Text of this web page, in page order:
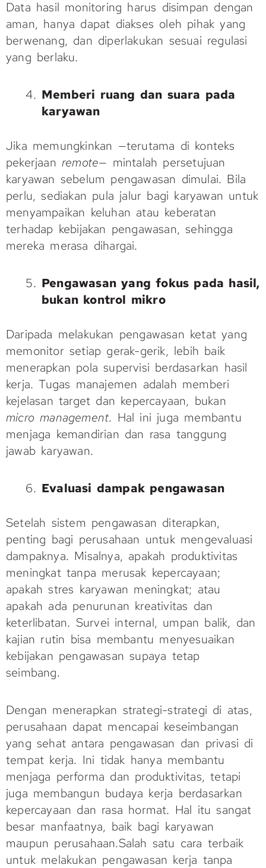
Data hasil monitoring harus disimpan dengan
aman, hanya dapat diakses oleh pihak yang
berwenang, dan diperlakukan sesuai regulasi
yang berlaku.
Memberi ruang dan suara pada
karyawan
Jika memungkinkan —terutama di konteks
pekerjaan remote— mintalah persetujuan
karyawan sebelum pengawasan dimulai. Bila
perlu, sediakan pula jalur bagi karyawan untuk
menyampaikan keluhan atau keberatan
terhadap kebijakan pengawasan, sehingga
mereka merasa dihargai.
Pengawasan yang fokus pada hasil,
bukan kontrol mikro
Daripada melakukan pengawasan ketat yang
memonitor setiap gerak-gerik, lebih baik
menerapkan pola supervisi berdasarkan hasil
kerja. Tugas manajemen adalah memberi
kejelasan target dan kepercayaan, bukan
micro management. Hal ini juga membantu
menjaga kemandirian dan rasa tanggung
jawab karyawan.
Evaluasi dampak pengawasan
Setelah sistem pengawasan diterapkan,
penting bagi perusahaan untuk mengevaluasi
dampaknya. Misalnya, apakah produktivitas
meningkat tanpa merusak kepercayaan;
apakah stres karyawan meningkat; atau
apakah ada penurunan kreativitas dan
keterlibatan. Survei internal, umpan balik, dan
kajian rutin bisa membantu menyesuaikan
kebijakan pengawasan supaya tetap
seimbang.
Dengan menerapkan strategi-strategi di atas,
perusahaan dapat mencapai keseimbangan
yang sehat antara pengawasan dan privasi di
tempat kerja. Ini tidak hanya membantu
menjaga performa dan produktivitas, tetapi
juga membangun budaya kerja berdasarkan
kepercayaan dan rasa hormat. Hal itu sangat
besar manfaatnya, baik bagi karyawan
maupun perusahaan.Salah satu cara terbaik
untuk melakukan pengawasan kerja tanpa